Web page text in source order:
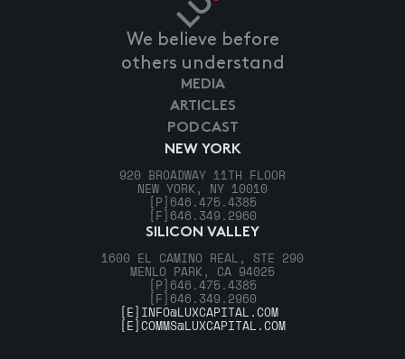
We believe before
others understand
NEW YORK
920 BROADWAY 11TH FLOOR
NEW YORK, NY 10010
[P] 646.475.4385
[F] 646.349.2960
SILICON VALLEY
1600 EL CAMINO REAL, STE 290
MENLO PARK, CA 94025
[P] 646.475.4385
[F] 646.349.2960
MEDIA
ARTICLES
PODCAST
[E] INFO@LUXCAPITAL.COM
[E]COMMS@LUXCAPITAL.COM